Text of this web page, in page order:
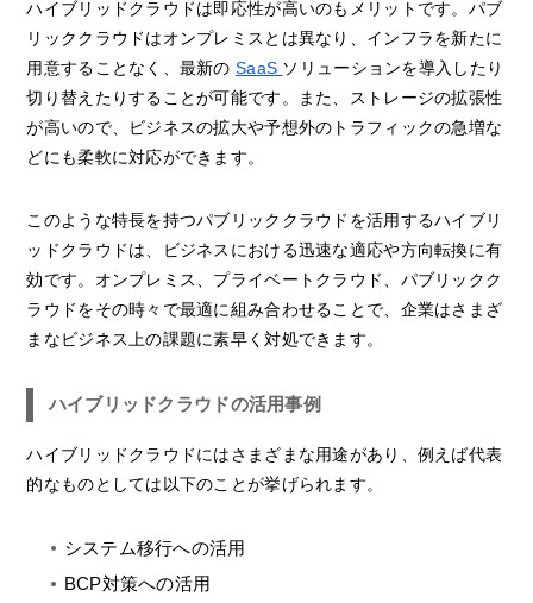
ハイブリッドクラウドは即応性が高いのもメリットです。パブ
リッククラウドはオンプレミスとは異なり、インフラを新たに
用意することなく、最新のSaaS ソリューションを導入したり
切り替えたりすることが可能です。また、ストレージの拡張性
が高いので、ビジネスの拡大や予想外のトラフィックの急増な
どにも柔軟に対応ができます。
このような特長を持つパブリッククラウドを活用するハイブリ
ッドクラウドは、ビジネスにおける迅速な適応や方向転換に有
効です。オンプレミス、プライベートクラウド、パブリックク
ラウドをその時々で最適に組み合わせることで、企業はさまざ
まなビジネス上の課題に素早く対処できます。
ハイブリッドクラウドの活用事例
ハイブリッドクラウドにはさまざまな用途があり、例えば代表
的なものとしては以下のことが挙げられます。
システム移行への活用
BCP対策への活用